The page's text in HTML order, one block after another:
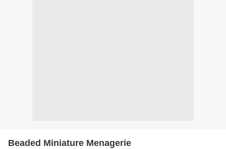
Beaded Miniature Menagerie